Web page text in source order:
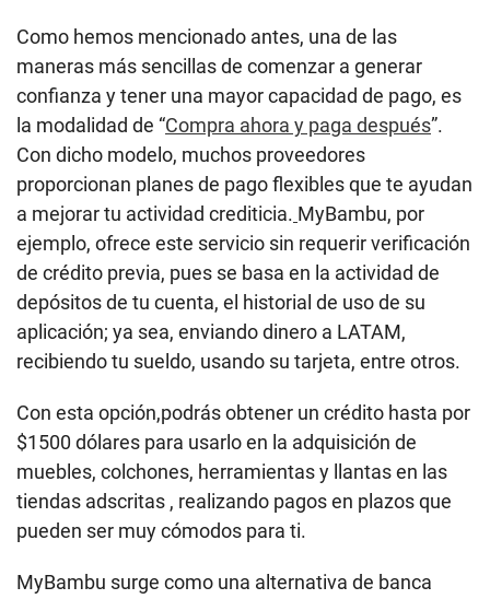
Como hemos mencionado antes, una de las
maneras más sencillas de comenzar a generar
confianza y tener una mayor capacidad de pago, es
la modalidad de “Compra ahora y paga después”.
Con dicho modelo, muchos proveedores
proporcionan planes de pago flexibles que te ayudan
a mejorar tu actividad crediticia. MyBambu, por
ejemplo, ofrece este servicio sin requerir verificación
de crédito previa, pues se basa en la actividad de
depósitos de tu cuenta, el historial de uso de su
aplicación; ya sea, enviando dinero a LATAM,
recibiendo tu sueldo, usando su tarjeta, entre otros.
Con esta opción,podrás obtener un crédito hasta por
$1500 dólares para usarlo en la adquisición de
muebles, colchones, herramientas y llantas en las
tiendas adscritas , realizando pagos en plazos que
pueden ser muy cómodos para ti.
MyBambu surge como una alternativa de banca